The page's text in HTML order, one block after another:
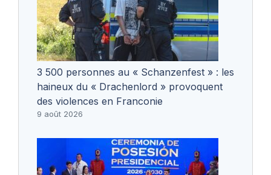
3 500 personnes au « Schanzenfest » : les
haineux du « Drachenlord » provoquent
des violences en Franconie
9 août 2026